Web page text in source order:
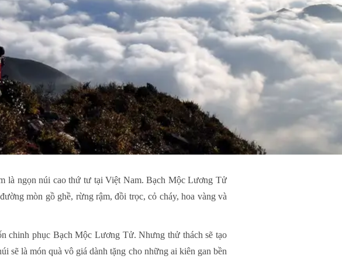
là ngọn núi cao thứ tư tại Việt Nam. Bạch Mộc Lương Tử
mòn gồ ghề, rừng rậm, đồi trọc, cỏ cháy, hoa vàng và
chinh phục Bạch Mộc Lương Tử. Nhưng thử thách sẽ tạo
sẽ là món quà vô giá dành tặng cho những ai kiên gan bền